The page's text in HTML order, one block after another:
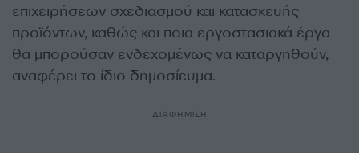
επιχειρήσεων σχεδιασμού και κατασκευής
προϊόντων, καθώς και ποια εργοστασιακά έργα
θα μπορούσαν ενδεχομένως να καταργηθούν,
αναφέρει το ίδιο δημοσίευμα.
ΔΙΑΦΗΜΙΣΗ